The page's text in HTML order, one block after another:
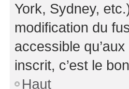
York, Sydney,
modification du
accessible
inscrit, c’est le
Haut